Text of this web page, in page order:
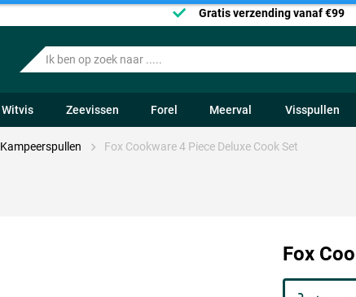
Gratis verzending vanaf €99
Ik
ben
naar
.....
Witvis Zeevissen Forel Meerval Visspullen
Kampeerspullen Fox Cookware 4 Piece Deluxe Cook Set
Fox